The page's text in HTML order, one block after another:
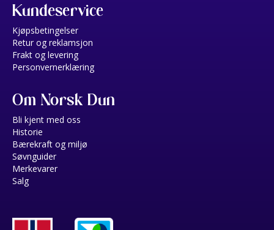
Kundeservice
Kjøpsbetingelser
Retur og reklamsjon
Frakt og levering
Personvernerklæring
Om Norsk Dun
Bli kjent med oss
Historie
Bærekraft og miljø
Søvnguider
Merkevarer
Salg